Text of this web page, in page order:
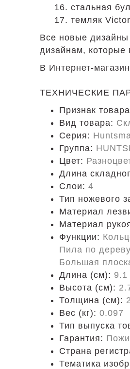
16. стальная
17. темляк
Все новые
дизайнам, которые
В Интернет-
ТЕХНИЧЕСКИЕ
Признак
Вид товара:
Серия:
Группа:
Цвет:
Длина
Слои: 4
Тип ножевого
Материал
Материал
Функции:
Пила по
Большая
Длина (cм): 9.1
Высота (см):
Толщина (см):
Вес (кг): 0.097
Тип выпуска
Гарантия:
Страна
Тематика